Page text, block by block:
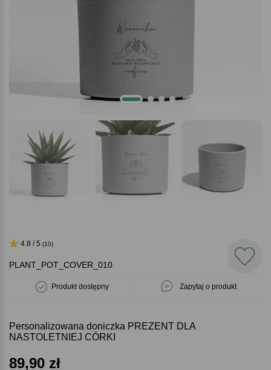
PLANT_POT_COVER_010
Produkt dostępny Zapytaj o produkt
4.8 / 5 (10)
Personalizowana doniczka PREZENT DLA
NASTOLETNIEJ CÓRKI
89,90 zł